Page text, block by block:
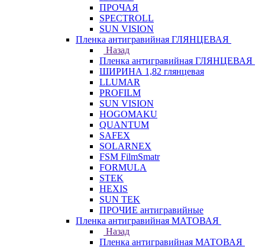
ПРОЧАЯ
SPECTROLL
SUN VISION
Пленка антигравийная ГЛЯНЦЕВАЯ
Назад
Пленка антигравийная ГЛЯНЦЕВАЯ
ШИРИНА 1,82 глянцевая
LLUMAR
PROFILM
SUN VISION
HOGOMAKU
QUANTUM
SAFEX
SOLARNEX
FSM FilmSmatr
FORMULA
STEK
HEXIS
SUN TEK
ПРОЧИЕ антигравийные
Пленка антигравийная МАТОВАЯ
Назад
Пленка антигравийная МАТОВАЯ